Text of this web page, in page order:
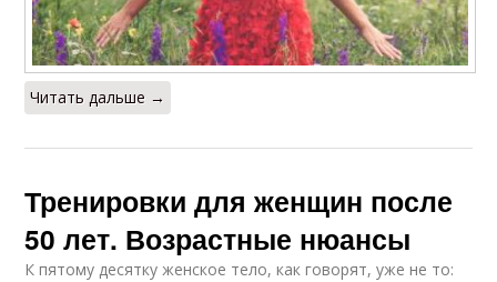
Читать дальше →
Тренировки для женщин после
50 лет. Возрастные нюансы
К пятому десятку женское тело, как говорят, уже не то: